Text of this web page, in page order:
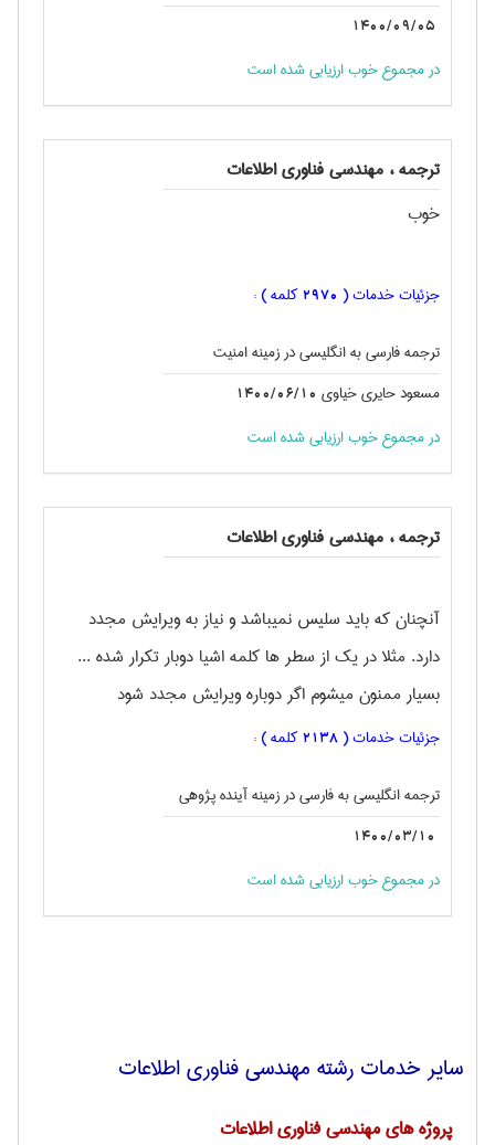
1400/09/05
در مجموع خوب ارزیابی شده است
ترجمه ، مهندسی فناوری اطلاعات
خوب
جزئیات خدمات ( 2970 کلمه ) :
ترجمه فارسی به انگليسی در زمینه امنیت
مسعود حایری خیاوی 1400/06/10
در مجموع خوب ارزیابی شده است
ترجمه ، مهندسی فناوری اطلاعات
آنچنان که باید سلیس نمیباشد و نیاز به ویرایش مجدد
دارد. مثلا در یک از سطر ها کلمه اشیا دوبار تکرار شده ...
بسیار ممنون میشوم اگر دوباره ویرایش مجدد شود
جزئیات خدمات ( 2138 کلمه ) :
ترجمه انگليسی به فارسی در زمینه آینده پژوهی
1400/03/10
در مجموع خوب ارزیابی شده است
سایر خدمات رشته مهندسی فناوری اطلاعات
پروژه های مهندسی فناوری اطلاعات